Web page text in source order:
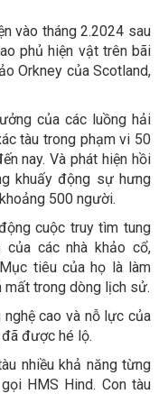
vào tháng 2.2024 sau
phủ hiện vật trên bãi
Orkney của Scotland,
của các luồng hải
tàu trong phạm vi 50
nay. Và phát hiện hồi
khuấy động sự hưng
500 người.
cuộc truy tìm tung
các nhà khảo cổ,
tiêu của họ là làm
mất trong dòng lịch sử.
cao và nỗ lực của
được hé lộ.
nhiều khả năng từng
HMS Hind. Con tàu